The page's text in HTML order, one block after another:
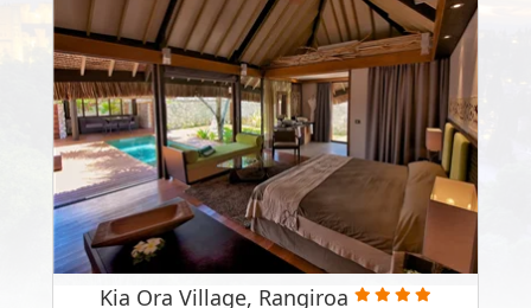
Kia Ora Village, Rangiroa